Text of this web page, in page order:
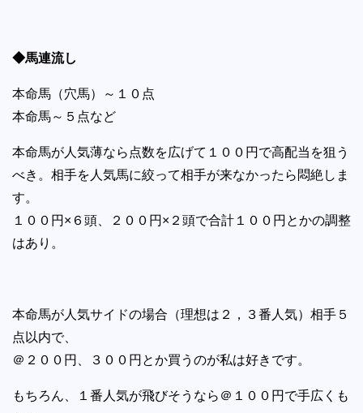
◆馬連流し
本命馬（穴馬）～１０点
本命馬～５点など
本命馬が人気薄なら点数を広げて１００円で高配当を狙う
べき。相手を人気馬に絞って相手が来なかったら悶絶しま
す。
１００円×６頭、２００円×２頭で合計１００円とかの調整
はあり。
本命馬が人気サイドの場合（理想は２，３番人気）相手５
点以内で、
＠２００円、３００円とか買うのが私は好きです。
もちろん、１番人気が飛びそうなら＠１００円で手広くも